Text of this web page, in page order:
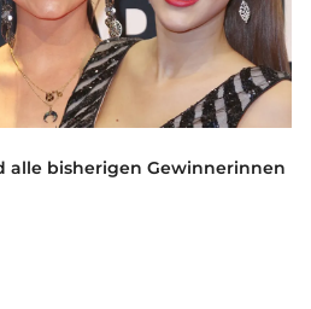
alle bisherigen Gewinnerinnen